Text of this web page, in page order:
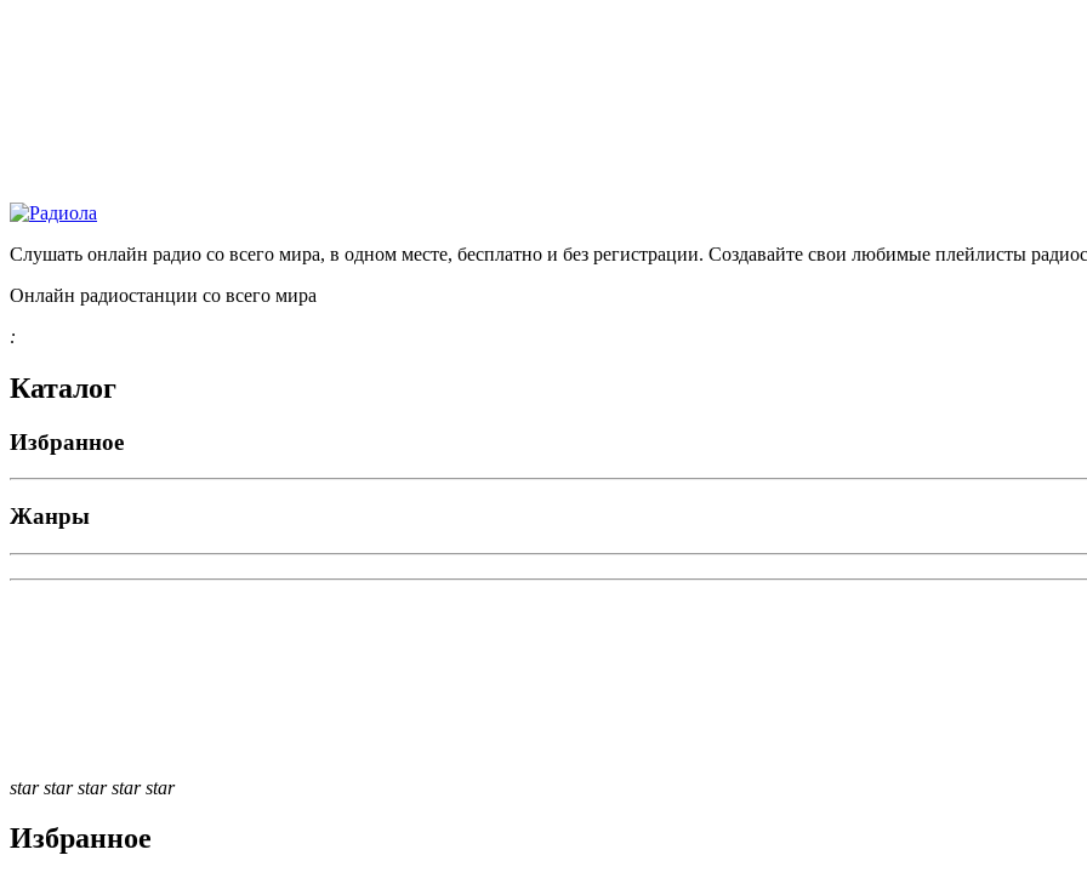
Слушать онлайн радио со всего мира, в одном месте, бесплатно и без регистрации. Создавайте свои любимые плейлисты
Онлайн радиостанции со всего мира
:
Каталог
Избранное
Жанры
star star star star star
Избранное